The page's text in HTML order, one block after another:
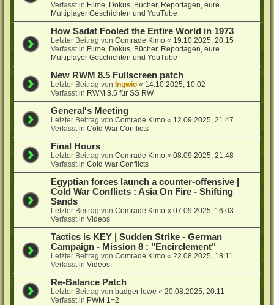
Verfasst in Filme, Dokus, Bücher, Reportagen, eure
Multiplayer Geschichten und YouTube
How Sadat Fooled the Entire World in 1973
Letzter Beitrag vonComrade Kimo « 19.10.2025, 20:15
Verfasst in Filme, Dokus, Bücher, Reportagen, eure
Multiplayer Geschichten und YouTube
New RWM 8.5 Fullscreen patch
Letzter Beitrag vonIngwio « 14.10.2025, 10:02
Verfasst in RWM 8.5 für SS RW
General's Meeting
Letzter Beitrag vonComrade Kimo « 12.09.2025, 21:47
Verfasst inCold War Conflicts
Final Hours
Letzter Beitrag vonComrade Kimo «08.09.2025, 21:48
Verfasst inCold War Conflicts
Egyptian forces launch a counter-offensive |
Cold War Conflicts : Asia On Fire - Shifting
Sands
Letzter Beitrag vonComrade Kimo «07.09.2025, 16:03
Verfasst inVideos
Tactics is KEY | Sudden Strike - German
Campaign - Mission 8 : "Encirclement"
Letzter Beitrag vonComrade Kimo «22.08.2025, 18:11
Verfasst inVideos
Re-Balance Patch
Letzter Beitrag vonbadger lowe «20.08.2025, 20:11
Verfasst in PWM 1+2